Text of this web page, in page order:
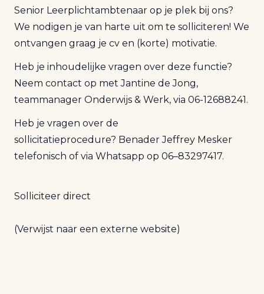
Senior Leerplichtambtenaar op je plek bij ons?
We nodigen je van harte uit om te solliciteren! We
ontvangen graag je cv en (korte) motivatie.
Heb je inhoudelijke vragen over deze functie?
Neem contact op met Jantine de Jong,
teammanager Onderwijs & Werk, via 06-12688241.
Heb je vragen over de
sollicitatieprocedure? BenaderJeffrey Mesker
telefonisch of via Whatsapp op 06–83297417.
Solliciteer direct
(Verwijst naar een externe website)